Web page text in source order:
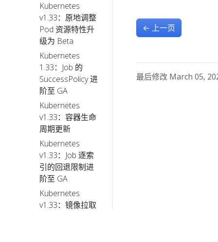
Kubernetes
v1.33：原地调整
Pod 资源特性升
级为 Beta
Kubernetes
1.33：Job 的
SuccessPolicy 进
阶至 GA
Kubernetes
v1.33：容器生命
周期更新
Kubernetes
v1.33：Job 逐索
引的回退限制进
阶至 GA
Kubernetes
v1.33：镜像拉取
← 上一页
最后修改 March 05,